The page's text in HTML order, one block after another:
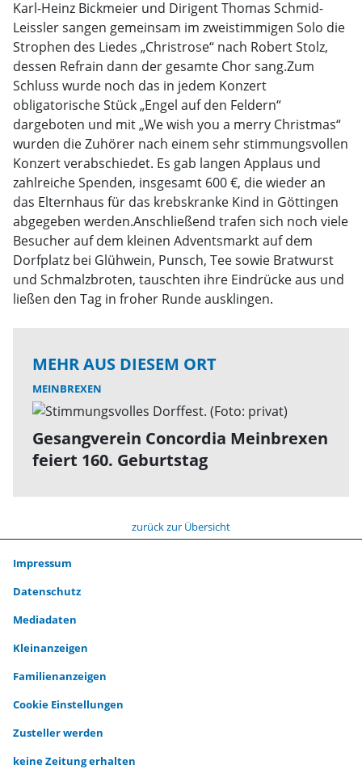
Karl-Heinz Bickmeier und Dirigent Thomas Schmid-
Leissler sangen gemeinsam im zweistimmigen Solo die
Strophen des Liedes „Christrose“ nach Robert Stolz,
dessen Refrain dann der gesamte Chor sang.Zum
Schluss wurde noch das in jedem Konzert
obligatorische Stück „Engel auf den Feldern“
dargeboten und mit „We wish you a merry Christmas“
wurden die Zuhörer nach einem sehr stimmungsvollen
Konzert verabschiedet. Es gab langen Applaus und
zahlreiche Spenden, insgesamt 600 €, die wieder an
das Elternhaus für das krebskranke Kind in Göttingen
abgegeben werden.Anschließend trafen sich noch viele
Besucher auf dem kleinen Adventsmarkt auf dem
Dorfplatz bei Glühwein, Punsch, Tee sowie Bratwurst
und Schmalzbroten, tauschten ihre Eindrücke aus und
ließen den Tag in froher Runde ausklingen.
MEHR AUS DIESEM ORT
MEINBREXEN
Gesangverein Concordia Meinbrexen
feiert 160. Geburtstag
zurück zur Übersicht
Impressum
Datenschutz
Mediadaten
Kleinanzeigen
Familienanzeigen
Cookie Einstellungen
Zusteller werden
keine Zeitung erhalten